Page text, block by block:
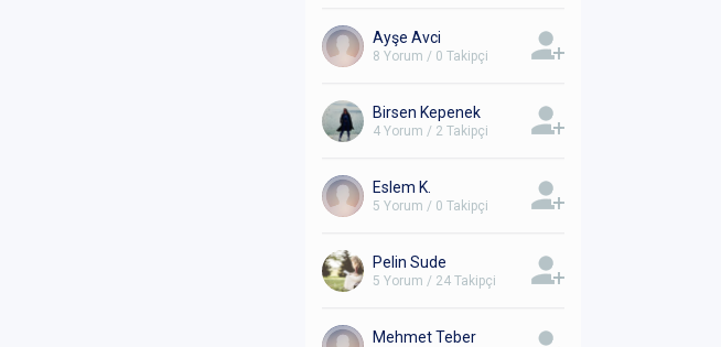
Ayşe Avci
8 Yorum / 0 Takipçi
Birsen Kepenek
4 Yorum / 2 Takipçi
Eslem K.
5 Yorum / 0 Takipçi
Pelin Sude
5 Yorum / 24 Takipçi
Mehmet Teber